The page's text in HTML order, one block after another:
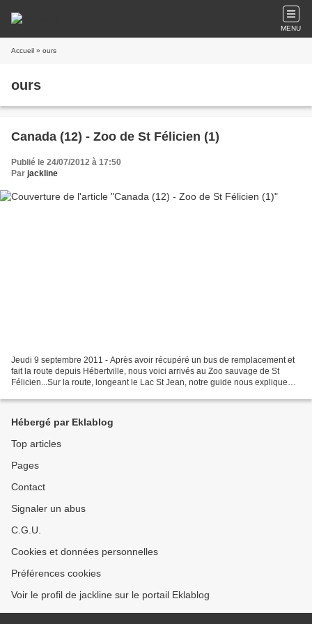
MENU
Accueil » ours
ours
Canada (12) - Zoo de St Félicien (1)
Publié le 24/07/2012 à 17:50
Par jackline
Jeudi 9 septembre 2011 - Après avoir récupéré un bus de remplacement et
fait la route depuis Hébertville, nous voici arrivés au Zoo sauvage de St
Félicien...Sur la route, longeant le Lac St Jean, notre guide nous explique
Hébergé par Eklablog
Top articles
Pages
Contact
Signaler un abus
C.G.U.
Cookies et données personnelles
Préférences cookies
Voir le profil de jackline sur le portail Eklablog